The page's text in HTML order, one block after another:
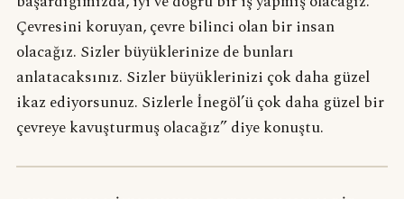
Çevresini koruyan, çevre bilinci olan bir insan
olacağız. Sizler büyüklerinize de bunları
anlatacaksınız. Sizler büyüklerinizi çok daha güzel
ikaz ediyorsunuz. Sizlerle İnegöl’ü çok daha güzel bir
çevreye kavuşturmuş olacağız” diye konuştu.